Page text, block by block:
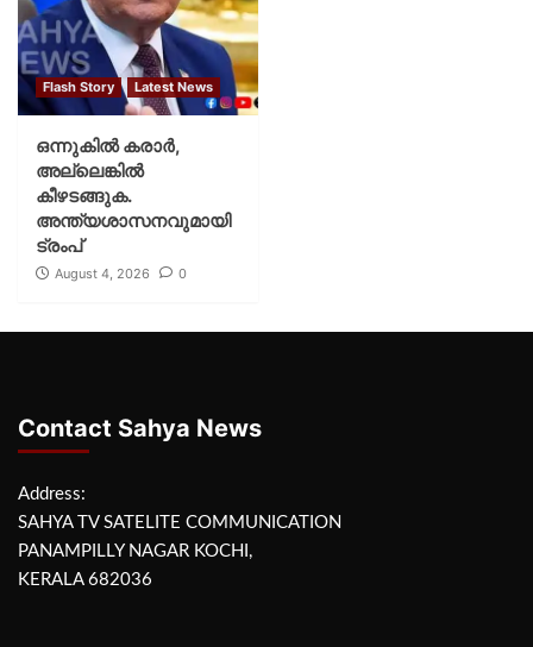
Flash Story Latest News
ഒന്നുകില്‍ കരാര്‍,
അല്ലെങ്കില്‍
കീഴടങ്ങുക.
അന്ത്യശാസനവുമായി
ട്രംപ്
August 4, 2026 0
Contact Sahya News
Address:
SAHYA TV SATELITE COMMUNICATION
PANAMPILLY NAGAR KOCHI,
KERALA 682036